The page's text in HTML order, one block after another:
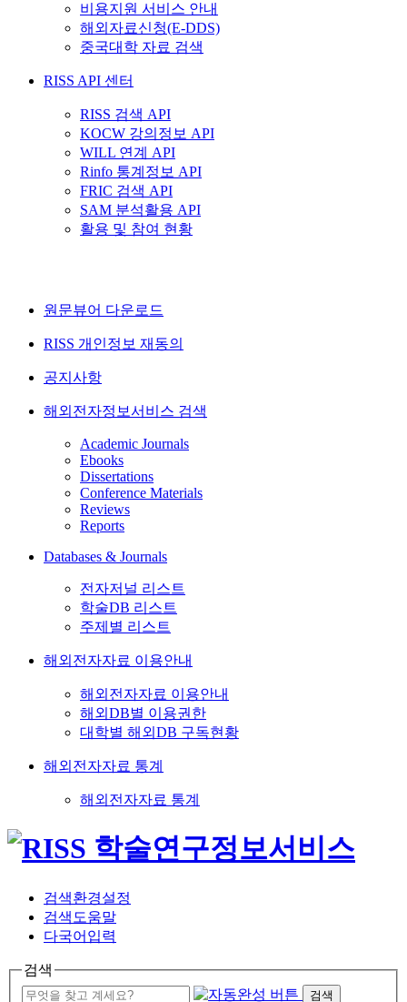
비용지원 서비스 안내
해외자료신청(E-DDS)
중국대학 자료 검색
RISS API 센터
RISS 검색 API
KOCW 강의정보 API
WILL 연계 API
Rinfo 통계정보 API
FRIC 검색 API
SAM 분석활용 API
활용 및 참여 현황
원문뷰어 다운로드
RISS 개인정보 재동의
공지사항
해외전자정보서비스 검색
Academic Journals
Ebooks
Dissertations
Conference Materials
Reviews
Reports
Databases & Journals
전자저널 리스트
학술DB 리스트
주제별 리스트
해외전자자료 이용안내
해외전자자료 이용안내
해외DB별 이용권한
대학별 해외DB 구독현황
해외전자자료 통계
해외전자자료 통계
검색환경설정
검색도움말
다국어입력
검색
검색